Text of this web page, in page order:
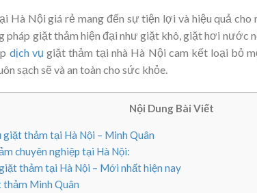
Hà Nội giá rẻ mang đến sự tiện lợi và hiệu quả cho
pháp giặt thảm hiện đại như giặt khô, giặt hơi nước
dịch vụ giặt thảm tại nhà Hà Nội cam kết loại bỏ
sạch sẽ và an toàn cho sức khỏe.
Nội Dung Bài Viết
giặt thảm tại Hà Nội – Minh Quân
chuyên nghiệp tại Hà Nội:
thảm tại Hà Nội – Mới nhất hiện nay
thảm Minh Quân